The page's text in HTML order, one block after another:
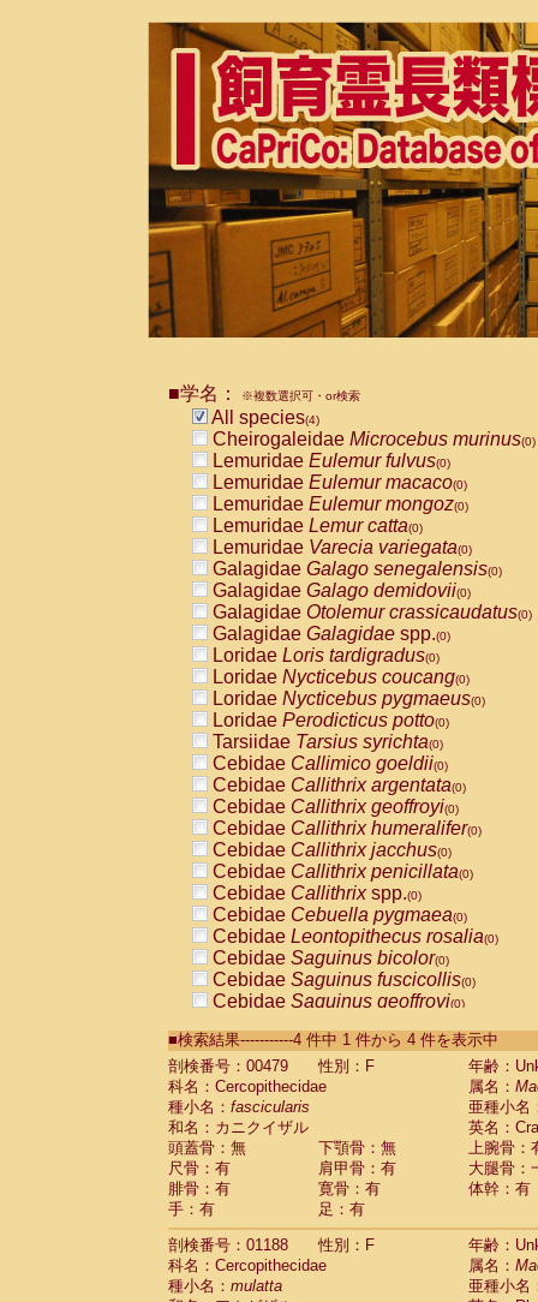
■学名： ※複数選択可・or検索
All species(4)
Cheirogaleidae Microcebus murinus(0)
Lemuridae Eulemur fulvus(0)
Lemuridae Eulemur macaco(0)
Lemuridae Eulemur mongoz(0)
Lemuridae Lemur catta(0)
Lemuridae Varecia variegata(0)
Galagidae Galago senegalensis(0)
Galagidae Galago demidovii(0)
Galagidae Otolemur crassicaudatus(0)
Galagidae Galagidae spp.(0)
Loridae Loris tardigradus(0)
Loridae Nycticebus coucang(0)
Loridae Nycticebus pygmaeus(0)
Loridae Perodicticus potto(0)
Tarsiidae Tarsius syrichta(0)
Cebidae Callimico goeldii(0)
Cebidae Callithrix argentata(0)
Cebidae Callithrix geoffroyi(0)
Cebidae Callithrix humeralifer(0)
Cebidae Callithrix jacchus(0)
Cebidae Callithrix penicillata(0)
Cebidae Callithrixspp.(0)
Cebidae Cebuella pygmaea(0)
Cebidae Leontopithecus rosalia(0)
Cebidae Saguinus bicolor(0)
Cebidae Saguinus fuscicollis(0)
Cebidae Saguinus geoffroyi(0)
CebidaeSaguinus labiatus(0)
Cebidae Saguinus leucopus (0)
CebidaeSaguinus midas
CebidaeSaguinus mystax
CebidaeSaguinus nigricollis (1)
Cebidae Saguinus oedipus
Cebidae Saguinus weddelli
Cebidae Saguinusspp.
Cebidae Aotus trivirgatus
Cebidae Cebus albifrons
CebidaeCebus apella
Cebidae
■検索結果-----------4 件中 1 件から 4 件を表示中
剖検番号：00479
性別：F
年齢：
科名：Cercopithecidae
属名：
種小名： fascicularis
亜種小名
和名：カニクイザル
英名：
頭蓋骨：無
下顎骨：無
上腕骨：
尺骨：有
肩甲骨：有
大腿骨：
腓骨：有
寛骨：有
体幹：有
手：有
足：有
剖検番号：01188
性別：F
年齢：
科名：Cercopithecidae
属名：
種小名： mulatta
亜種小名